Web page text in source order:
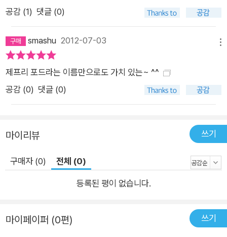
판타지 소설과 소위 ’문학 작품’ 사이에 다른 점을 보지 못했다(2
은 언제나 환상성을 품고 있되, 특정한 장르 틀에 갇혀있지는 않
다. 이 책에 수록된 단편들은 특히 더 그렇다. 어떤 장르에도 정확
히 들어맞지 않는 기묘한 환상성, 고전과 현대와 미래가 뒤섞인
결은 독자들이 익숙하게 보던 기존 판타지나 SF와는 다르다. 그
中 ) ■ 이 책은…… 이 책은 2002년에 골든그리폰에서 출간된
『The Fantasy Writer's Assistant and the other stories』를
번역한 것으로, 1994년부터 2002년까지 제프리 포드가 다른 지
면에 발표했거나 이 단편집에만 실은 작품들로 구성되어 있다. 폴
다음은 각 단편과 단편이 실린 지면에 대한 간략한 설명이다. 환
상소설가의 조수 The Fantasy Writer's Assistant 고등학교를
공감 (1) 댓글 (0)
smashu 2012-07-03
제프리 포드라는 이름만으로도 가치 있는~ ^^
공감 (0) 댓글 (0)
마이리뷰 쓰기
구매자 (0) 전체 (0)
등록된 평이 없습니다.
마이페이퍼 (0편) 쓰기